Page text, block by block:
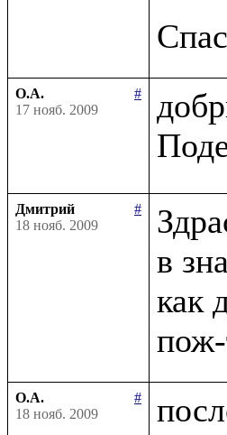
О.А.
#
17 нояб. 2009
Дмитрий
#
18 нояб. 2009
в
как
О.А.
#
18 нояб. 2009